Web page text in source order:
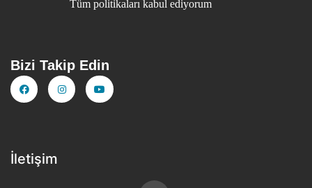
Tüm politikaları kabul ediyorum
Bizi Takip Edin
İletişim